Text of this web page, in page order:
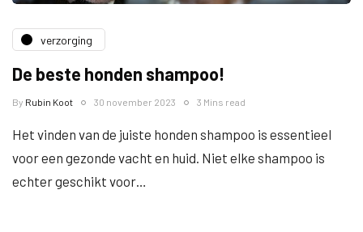
verzorging
De beste honden shampoo!
By Rubin Koot 30 november 2023 3 Mins read
Het vinden van de juiste honden shampoo is essentieel
voor een gezonde vacht en huid. Niet elke shampoo is
echter geschikt voor…